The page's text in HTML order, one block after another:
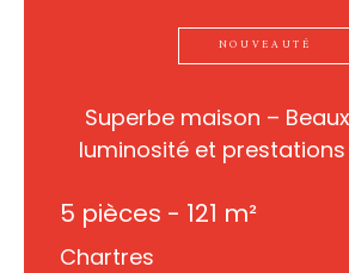
NOUVEAUTÉ
Superbe maison –
luminosité et
5 pièces - 121 m²
Chartres